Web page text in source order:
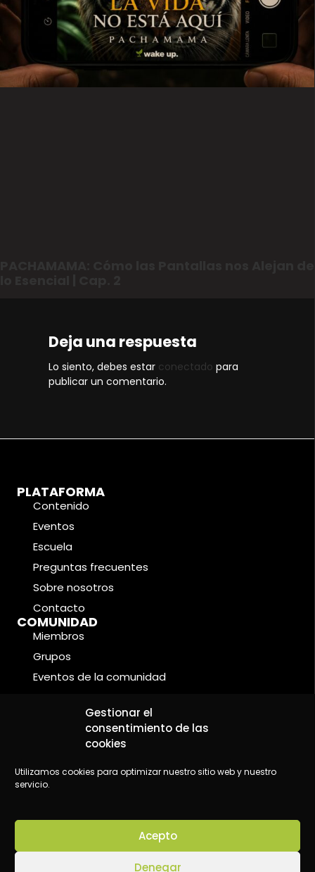
Gestionar el
consentimiento de las
cookies
Utilizamos cookies para optimizar nuestro sitio web y nuestro
servicio.
Acepto
Denegar
Deja una respuesta
Lo siento, debes estar conectado para
publicar un comentario.
PLATAFORMA
Contenido
Eventos
Escuela
Preguntas frecuentes
Sobre nosotros
Contacto
COMUNIDAD
Miembros
Grupos
Eventos de la comunidad
CONDICIONES LEGALES
Política de cookies
Política de privacidad
Aviso legal
©2024 Wake Up - Conscious content platform